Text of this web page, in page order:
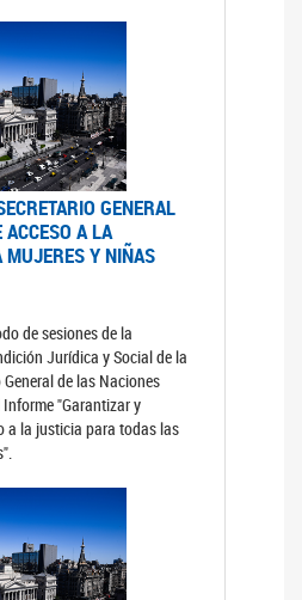
GENERAL
A LA
Y NIÑAS
de sesiones de la
Jurídica y Social de la
General de las Naciones
"Garantizar y
a la justicia para todas las